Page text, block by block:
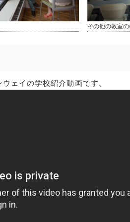
その他の教室
ェイの学校紹介動画です。